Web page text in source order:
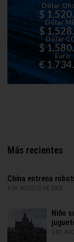
Dólar
$
Dólar
$
Dólar
$
Euro
€
Más recientes
China entrena
9 DE AGOSTO DE 2026
Niño
9 DE